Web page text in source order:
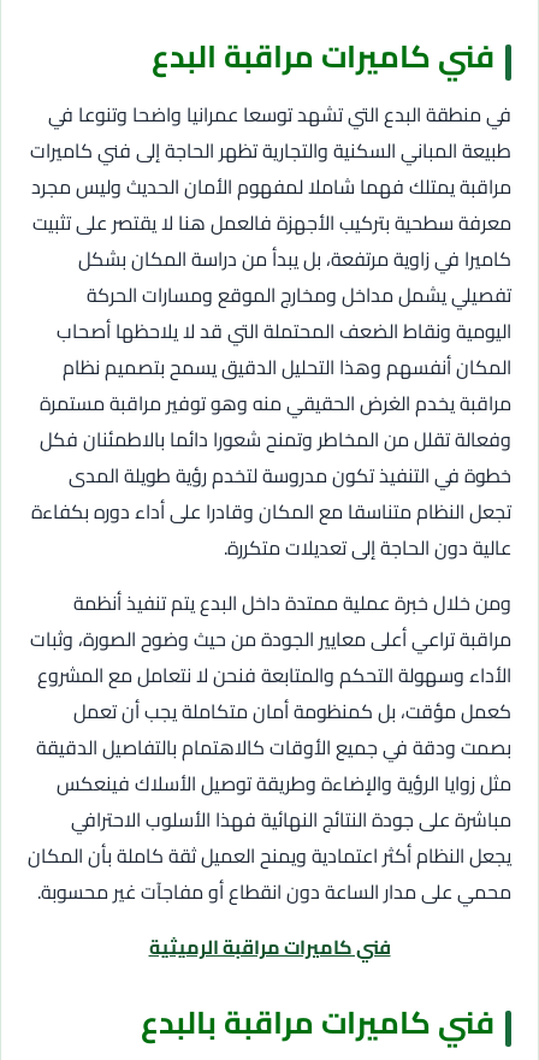
فني كاميرات مراقبة البدع
في منطقة البدع التي تشهد توسعا عمرانيا واضحا وتنوعا في
طبيعة المباني السكنية والتجارية تظهر الحاجة إلى فني كاميرات
مراقبة يمتلك فهما شاملا لمفهوم الأمان الحديث وليس مجرد
معرفة سطحية بتركيب الأجهزة فالعمل هنا لا يقتصر على تثبيت
كاميرا في زاوية مرتفعة، بل يبدأ من دراسة المكان بشكل
تفصيلي يشمل مداخل ومخارج الموقع ومسارات الحركة
اليومية ونقاط الضعف المحتملة التي قد لا يلاحظها أصحاب
المكان أنفسهم وهذا التحليل الدقيق يسمح بتصميم نظام
مراقبة يخدم الغرض الحقيقي منه وهو توفير مراقبة مستمرة
وفعالة تقلل من المخاطر وتمنح شعورا دائما بالاطمئنان فكل
خطوة في التنفيذ تكون مدروسة لتخدم رؤية طويلة المدى
تجعل النظام متناسقا مع المكان وقادرا على أداء دوره بكفاءة
عالية دون الحاجة إلى تعديلات متكررة.
ومن خلال خبرة عملية ممتدة داخل البدع يتم تنفيذ أنظمة
مراقبة تراعي أعلى معايير الجودة من حيث وضوح الصورة، وثبات
الأداء وسهولة التحكم والمتابعة فنحن لا نتعامل مع المشروع
كعمل مؤقت، بل كمنظومة أمان متكاملة يجب أن تعمل
بصمت ودقة في جميع الأوقات كالاهتمام بالتفاصيل الدقيقة
مثل زوايا الرؤية والإضاءة وطريقة توصيل الأسلاك فينعكس
مباشرة على جودة النتائج النهائية فهذا الأسلوب الاحترافي
يجعل النظام أكثر اعتمادية ويمنح العميل ثقة كاملة بأن المكان
محمي على مدار الساعة دون انقطاع أو مفاجآت غير محسوبة.
فني كاميرات مراقبة الرميثية
فني كاميرات مراقبة بالبدع